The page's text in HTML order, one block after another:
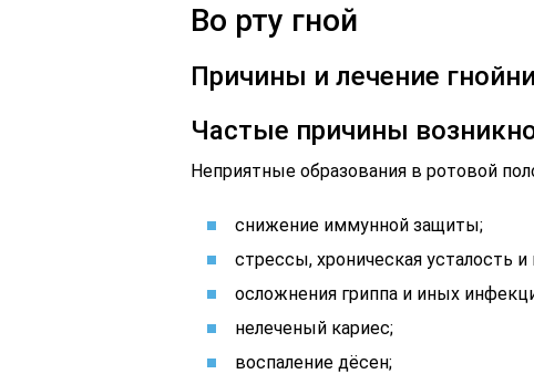
Во рту гной
Причины и лечение
Частые причины
Неприятные образования в ротовой
снижение иммунной защиты;
стрессы, хроническая усталость
осложнения гриппа и иных
нелеченый кариес;
воспаление дёсен;